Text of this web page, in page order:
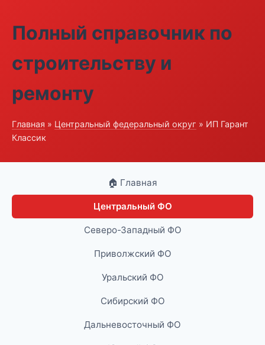
Полный справочник по
строительству и
ремонту
Главная » Центральный федеральный округ » ИП Гарант
Классик
🏠 Главная
Центральный ФО
Северо-Западный ФО
Приволжский ФО
Уральский ФО
Сибирский ФО
Дальневосточный ФО